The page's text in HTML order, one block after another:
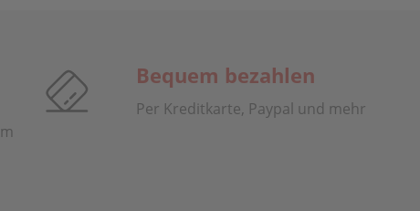
Bequem bezahlen
Per Kreditkarte, Paypal und mehr